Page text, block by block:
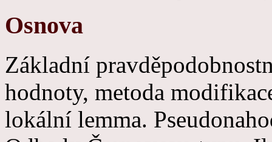
Osnova
Základní
hodnoty, metoda
lokální lemma.